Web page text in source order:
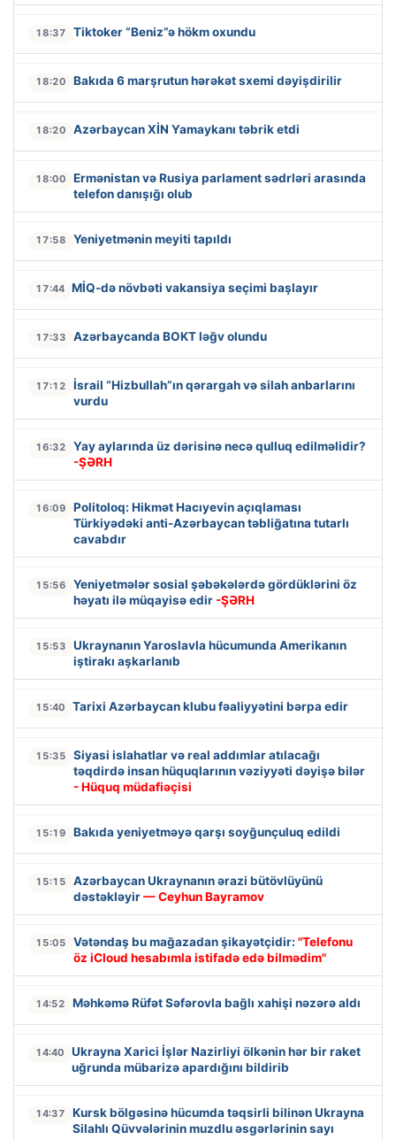
18:37 Tiktoker “Beniz”ə hökm oxundu
18:20 Bakıda 6 marşrutun hərəkət sxemi dəyişdirilir
18:20 Azərbaycan XİN Yamaykanı təbrik etdi
18:00
Ermənistan və Rusiya parlament sədrləri arasında
telefon danışığı olub
17:58 Yeniyetmənin meyiti tapıldı
17:44 MİQ-də növbəti vakansiya seçimi başlayır
17:33 Azərbaycanda BOKT ləğv olundu
17:12
İsrail “Hizbullah”ın qərargah və silah anbarlarını
vurdu
16:32
Yay aylarında üz dərisinə necə qulluq edilməlidir?
-ŞƏRH
16:09
Politoloq: Hikmət Hacıyevin açıqlaması
Türkiyədəki anti-Azərbaycan təbliğatına tutarlı
cavabdır
15:56
Yeniyetmələr sosial şəbəkələrdə gördüklərini öz
həyatı ilə müqayisə edir -ŞƏRH
15:53
Ukraynanın Yaroslavla hücumunda Amerikanın
iştirakı aşkarlanıb
15:40 Tarixi Azərbaycan klubu fəaliyyətini bərpa edir
15:35
Siyasi islahatlar və real addımlar atılacağı
təqdirdə insan hüquqlarının vəziyyəti dəyişə bilər
- Hüquq müdafiəçisi
15:19 Bakıda yeniyetməyə qarşı soyğunçuluq edildi
15:15
Azərbaycan Ukraynanın ərazi bütövlüyünü
dəstəkləyir— Ceyhun Bayramov
15:05 Vətəndaş bu mağazadan şikayətçidir: "Telefonu
öz iCloud hesabımla istifadə edə bilmədim"
14:52 Məhkəmə Rüfət Səfərovla bağlı xahişi nəzərə aldı
14:40
Ukrayna Xarici İşlər Nazirliyi ölkənin hər bir raket
uğrunda mübarizə apardığını bildirib
14:37
Kursk bölgəsinə hücumda təqsirli bilinən Ukrayna
Silahlı Qüvvələrinin muzdlu əsgərlərinin sayı